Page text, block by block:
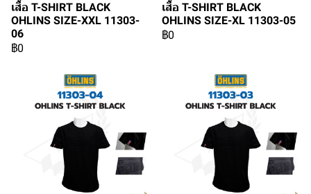
เสื้อ T-SHIRT BLACK
OHLINS SIZE-XXL 11303-
06
฿0
เสื้อ T-SHIRT BLACK
OHLINS SIZE-XL 11303-05
฿0